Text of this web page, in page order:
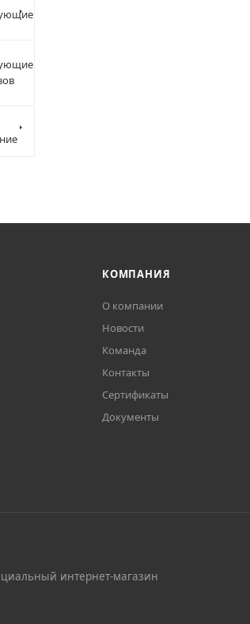
КОМПАНИЯ
О компании
Новости
Команда
Контакты
Сертификаты
Документы
интернет-магазин